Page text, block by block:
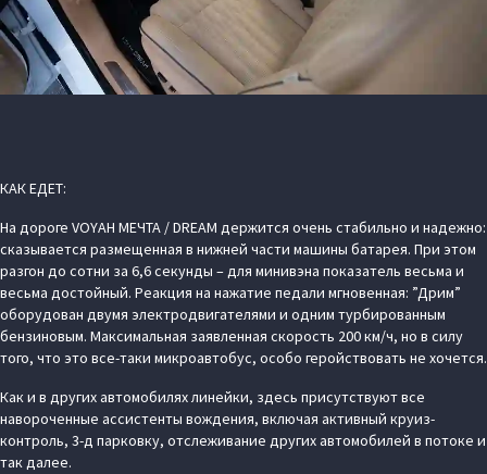
КАК ЕДЕТ:
На дороге VOYAH МЕЧТА / DREAM держится очень стабильно и надежно:
сказывается размещенная в нижней части машины батарея. При этом
разгон до сотни за 6,6 секунды – для минивэна показатель весьма и
весьма достойный. Реакция на нажатие педали мгновенная: ”Дрим”
оборудован двумя электродвигателями и одним турбированным
бензиновым. Максимальная заявленная скорость 200 км/ч, но в силу
того, что это все-таки микроавтобус, особо геройствовать не хочется.
Как и в других автомобилях линейки, здесь присутствуют все
навороченные ассистенты вождения, включая активный круиз-
контроль, 3-д парковку, отслеживание других автомобилей в потоке и
так далее.